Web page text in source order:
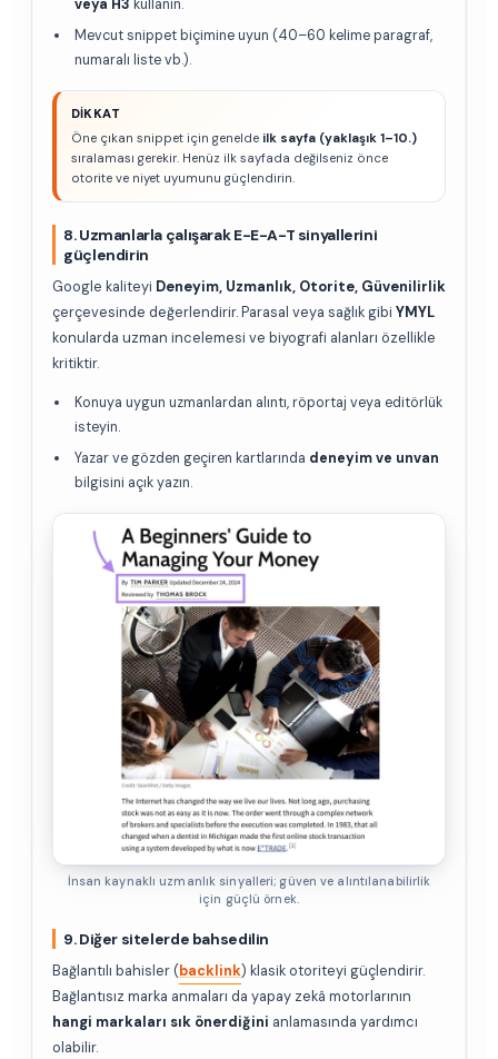
veya H3 kullanın.
Mevcut snippet biçimine uyun (40–60 kelime paragraf,
numaralı liste vb.).
DIKKAT
Öne çıkan snippet için genelde ilk sayfa (yaklaşık 1–10.)
sıralaması gerekir. Henüz ilk sayfada değilseniz önce
otorite ve niyet uyumunu güçlendirin.
8. Uzmanlarla çalışarak E-E-A-T sinyallerini
güçlendirin
Google kaliteyi Deneyim, Uzmanlık, Otorite, Güvenilirlik
çerçevesinde değerlendirir. Parasal veya sağlık gibi YMYL
konularda uzman incelemesi ve biyografi alanları özellikle
kritiktir.
Konuya uygun uzmanlardan alıntı, röportaj veya editörlük
isteyin.
Yazar ve gözden geçiren kartlarında deneyim ve unvan
bilgisini açık yazın.
İnsan kaynaklı uzmanlık sinyalleri; güven ve alıntılanabilirlik
için güçlü örnek.
9. Diğer sitelerde bahsedilin
Bağlantılı bahisler (backlink) klasik otoriteyi güçlendirir.
Bağlantısız marka anmaları da yapay zekâ motorlarının
hangi markaları sık önerdiğini anlamasında yardımcı
olabilir.